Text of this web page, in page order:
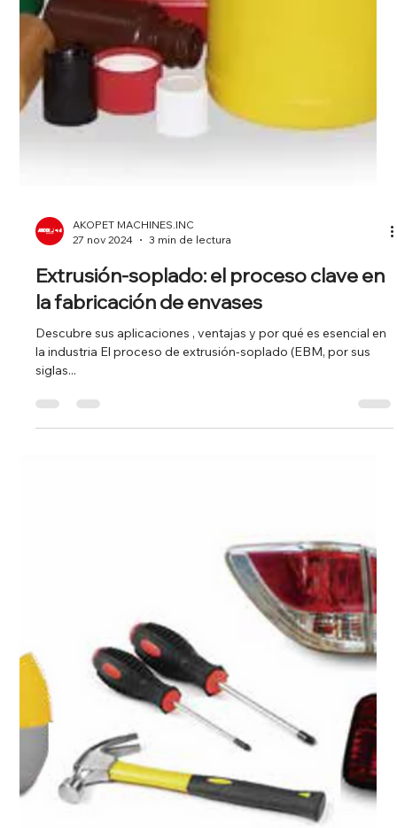
27 nov 2024
3 min de lectura
Extrusión-soplado: el proceso clave en
la fabricación de envases
la industria El proceso de extrusión-soplado (EBM, por sus
siglas...